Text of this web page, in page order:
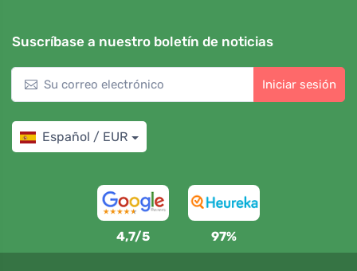
Suscríbase a nuestro boletín de noticias
Iniciar sesión
Español / EUR
4,7/5 97%